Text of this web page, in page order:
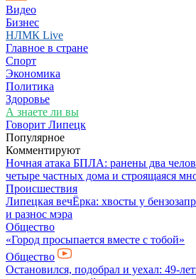
Видео
Бизнес
НЛМК Live
Главное в стране
Спорт
Экономика
Политика
Здоровье
А знаете ли вы
Говорит Липецк
Популярное
Комментируют
Ночная атака БПЛА: ранены два
четыре частных дома и строящаяся
Происшествия
Липецкая вечЁрка: хвосты у
и разнос мэра
Общество
«Город просыпается вместе с тобой»
Общество
Остановился, подобрал и уехал: 49-